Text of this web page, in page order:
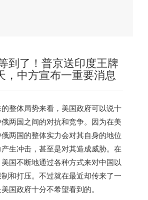
到了！普京送印度王牌
，中方宣布一重要消息
整体局势来看，美国政府可以说十
两国之间的对抗和竞争。因为在美
两国的整体实力会对其自身的地位
生冲击，甚至是对其造成威胁。在
国不断地通过各种方式来对中国以
和打压。不过就在最近却传来了一
国政府十分不希望看到的。